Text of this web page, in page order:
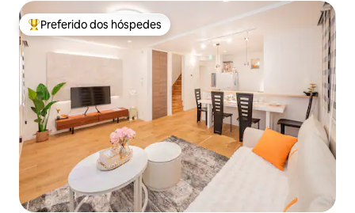
Entre os melhores preferidos dos hóspedes
Preferido dos hóspedes